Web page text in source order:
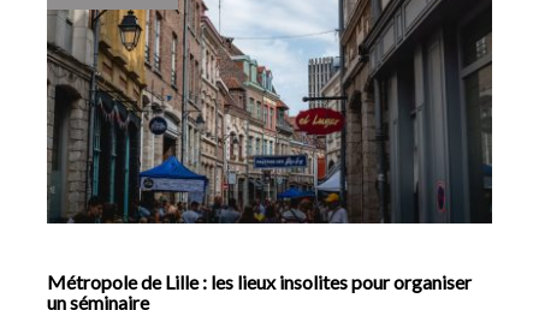
Métropole de Lille : les lieux insolites pour organiser
un séminaire